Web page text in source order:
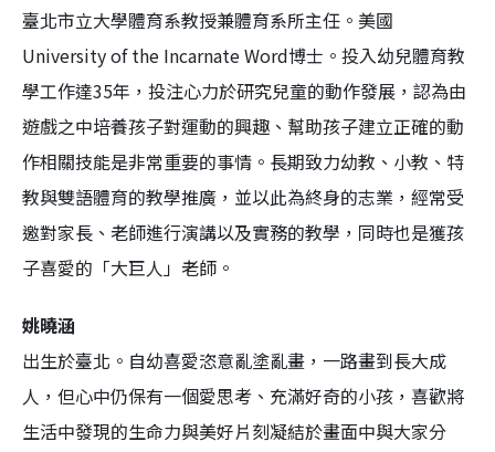
臺北市立大學體育系教授兼體育系所主任。美國
University of the Incarnate Word博士。投入幼兒體育教
學工作達35年，投注心力於研究兒童的動作發展，認為由
遊戲之中培養孩子對運動的興趣、幫助孩子建立正確的動
作相關技能是非常重要的事情。長期致力幼教、小教、特
教與雙語體育的教學推廣，並以此為終身的志業，經常受
邀對家長、老師進行演講以及實務的教學，同時也是獲孩
子喜愛的「大巨人」老師。
姚曉涵
出生於臺北。自幼喜愛恣意亂塗亂畫，一路畫到長大成
人，但心中仍保有一個愛思考、充滿好奇的小孩，喜歡將
生活中發現的生命力與美好片刻凝結於畫面中與大家分